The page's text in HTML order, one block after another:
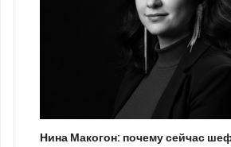
Нина Макогон: почему сейчас